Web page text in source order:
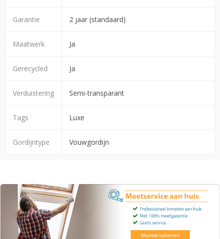
Garantie 2 jaar (standaard)
Maatwerk Ja
Gerecycled Ja
Verduistering Semi-transparant
Tags Luxe
Gordijntype Vouwgordijn